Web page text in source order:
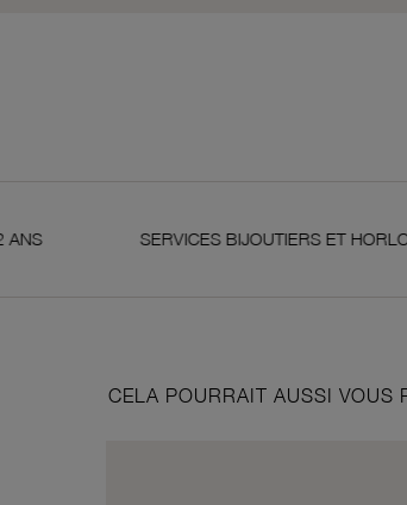
SERVICES BIJOUTIERS ET HORLOGERS
CELA POURRAIT AUSSI VOUS